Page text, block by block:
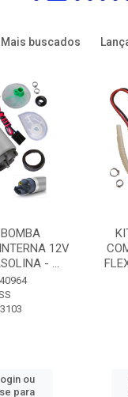
Mais buscados
12V
- ...
ou
para